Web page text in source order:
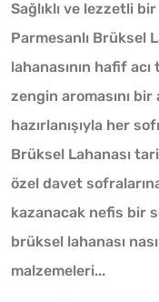
Sağlıklı ve lezzetli
Parmesanlı Brüksel
lahanasının hafif
zengin aromasını
hazırlanışıyla her
Brüksel Lahanası
özel davet
kazanacak nefis bir
brüksel lahanası
malzemeleri...